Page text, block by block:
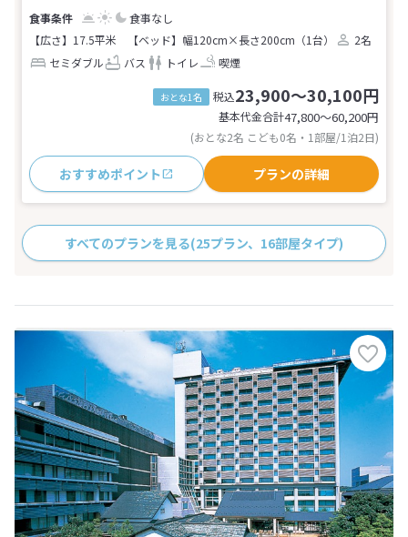
食事なし
【広さ】17.5平米
【ベッド】幅120cm×長さ200cm（1台）
2名
セミダブル
バス トイレ 喫煙
おとな1名 税込23,900～30,100円
基本代金合計47,800〜60,200円
(おとな2名 こども0名・1部屋/1泊2日)
おすすめポイント プランの詳細
すべてのプランを見る(25プラン、16部屋タイプ)